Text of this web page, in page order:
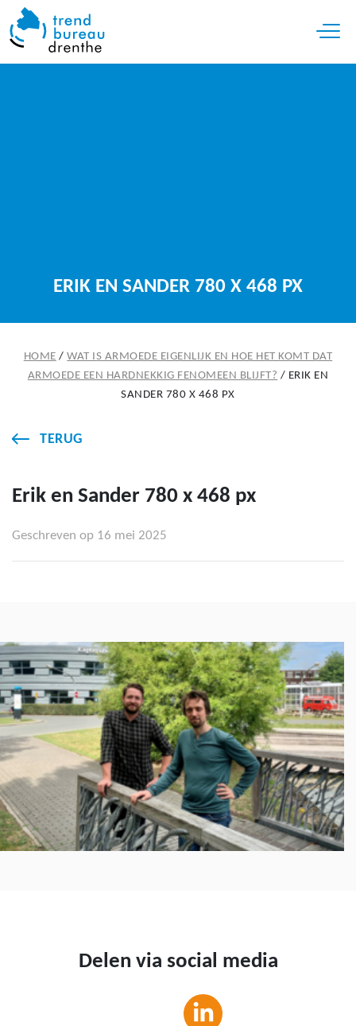
ERIK EN SANDER 780 X 468 PX
HOME /WAT IS ARMOEDE EIGENLIJK EN HOE HET KOMT DAT
ARMOEDE EEN HARDNEKKIG FENOMEEN BLIJFT? / ERIK EN
SANDER 780 X 468 PX
TERUG
Erik en Sander 780 x 468 px
Geschreven op 16 mei 2025
Delen via social media